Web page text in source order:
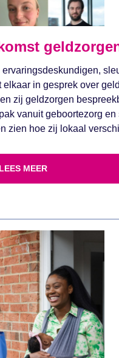
in gesprek over
zij geldzorgen
vanuit geboortezorg
zien hoe zij lokaal
LEES MEER